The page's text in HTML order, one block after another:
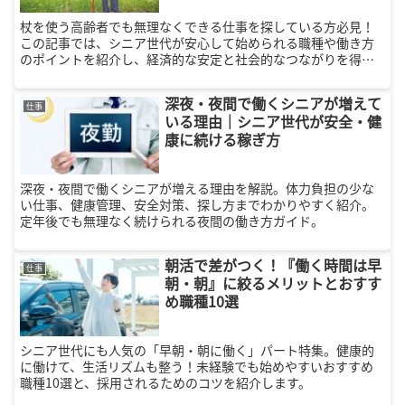
杖を使う高齢者でも無理なくできる仕事を探している方必見！
この記事では、シニア世代が安心して始められる職種や働き方
のポイントを紹介し、経済的な安定と社会的なつながりを得る
仕事
深夜・夜間で働くシニアが増えて
いる理由｜シニア世代が安全・健
康に続ける稼ぎ方
深夜・夜間で働くシニアが増える理由を解説。体力負担の少な
い仕事、健康管理、安全対策、探し方までわかりやすく紹介。
定年後でも無理なく続けられる夜間の働き方ガイド。
仕事
朝活で差がつく！『働く時間は早
朝・朝』に絞るメリットとおすす
め職種10選
シニア世代にも人気の「早朝・朝に働く」パート特集。健康的
に働けて、生活リズムも整う！未経験でも始めやすいおすすめ
職種10選と、採用されるためのコツを紹介します。